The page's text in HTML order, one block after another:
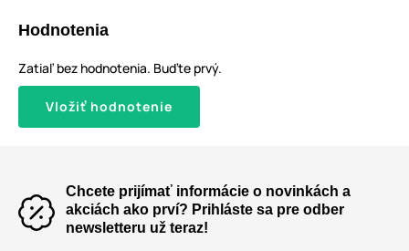
Hodnotenia
Zatiaľ bez hodnotenia. Buďte prvý.
Vložiť hodnotenie
Chcete prijímať informácie o novinkách a
akciách ako prví? Prihláste sa pre odber
newsletteru už teraz!